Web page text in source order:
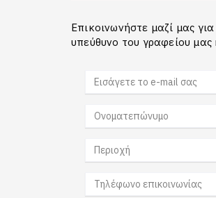
Επικοινωνήστε μαζί μας
υπεύθυνο του γραφείου